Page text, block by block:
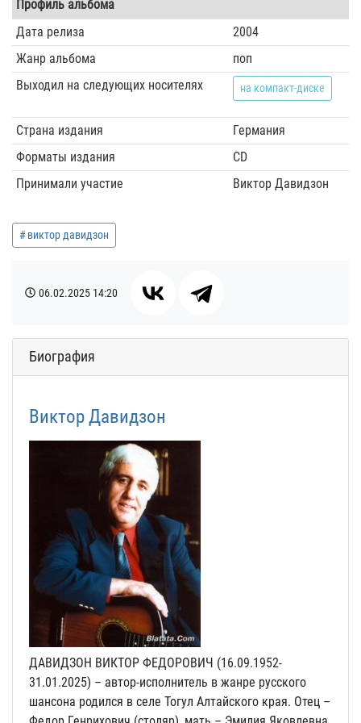
Профиль альбома
Дата релиза
2004
Жанр альбома
поп
Выходил на следующих носителях
на компакт-диске
Страна издания
Германия
Форматы издания
CD
Принимали участие
Виктор Давидзон
виктор давидзон
06.02.2025 14:20
Биография
Виктор Давидзон
ДАВИДЗОН ВИКТОР ФЕДОРОВИЧ (16.09.1952-
31.01.2025) – автор-исполнитель в жанре русского
шансона родился в селе Тогул Алтайского края. Отец –